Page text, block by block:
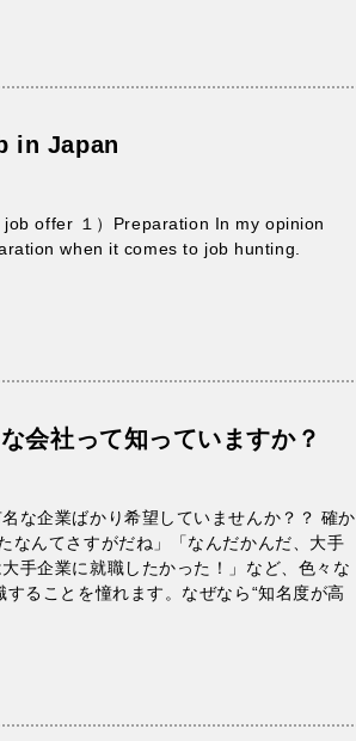
in Japan
offer １）Preparation In my opinion
when it comes to job hunting.
会社って知っていますか？
な企業ばかり希望していませんか？？ 確か
なんてさすがだね」「なんだかんだ、大手
手企業に就職したかった！」など、色々な
ることを憧れます。なぜなら“知名度が高